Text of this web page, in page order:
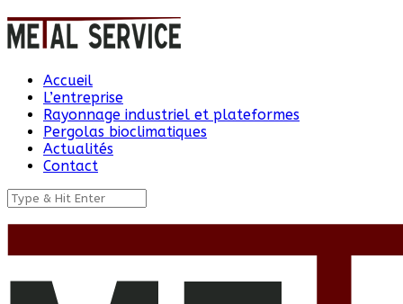
Accueil
L’entreprise
Rayonnage industriel et plateformes
Pergolas bioclimatiques
Actualités
Contact